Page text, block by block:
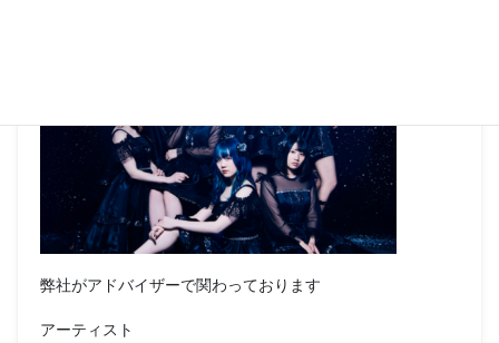
弊社がアドバイザーで関わっております
アーティスト